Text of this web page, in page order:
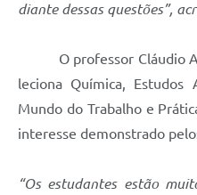
diante dessas questões”,
O professor Cláudio
leciona Química, Estudos
Mundo do Trabalho e
interesse demonstrado
“Os estudantes estão